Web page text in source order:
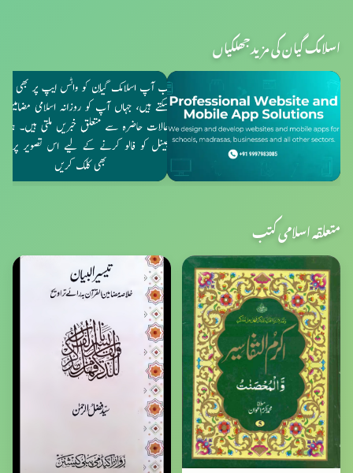
اسلامک گیان کی مزید جھلکیاں
متعلقہ اسلامی کتب